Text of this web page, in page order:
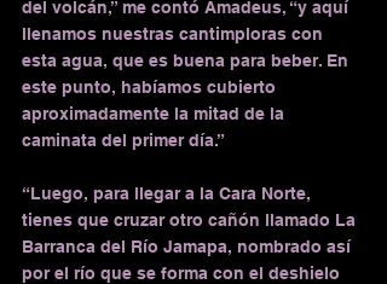
del volcán,” me contó Amadeus, “y aquí
llenamos nuestras cantimploras con
esta agua, que es buena para beber. En
este punto, habíamos cubierto
aproximadamente la mitad de la
caminata del primer día.”
“Luego, para llegar a la Cara Norte,
tienes que cruzar otro cañón llamado La
Barranca del Río Jamapa, nombrado así
por el río que se forma con el deshielo